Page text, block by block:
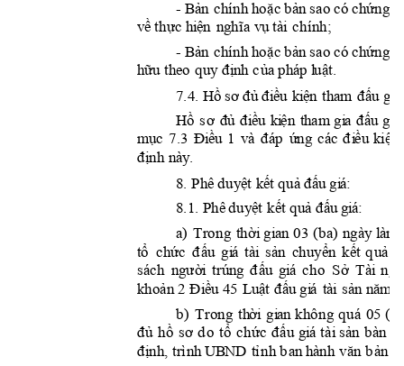
-    
    
-    
  
7.4   
        
  3        
 
   
    
a)       
        
        
      
b)       
          
     